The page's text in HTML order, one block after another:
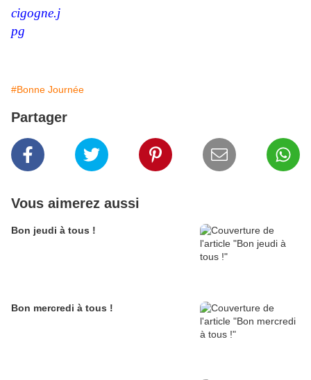
#Bonne Journée
Partager
Vous aimerez aussi
Bon jeudi à tous !
Bon mercredi à tous !